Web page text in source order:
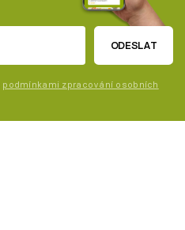
ODESLAT
podmínkami zpracování osobních